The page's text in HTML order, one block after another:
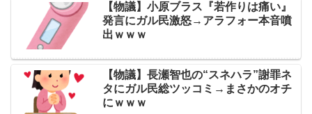
【物議】小原ブラス『若作りは痛い』
発言にガル民激怒→アラフォー本音噴
出ｗｗｗ
【物議】長瀬智也の“スネハラ”謝罪ネ
タにガル民総ツッコミ→まさかのオチ
にｗｗｗ